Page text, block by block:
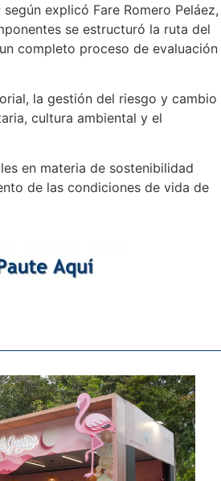
explicó Fare Romero Peláez,
se estructuró la ruta del
completo proceso de evaluación
la gestión del riesgo y cambio
cultura ambiental y el
en materia de sostenibilidad
de las condiciones de vida de